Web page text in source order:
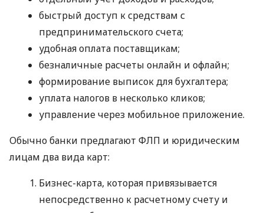
быстрый доступ к средствам с
предпринимательского счета;
удобная оплата поставщикам;
безналичные расчеты онлайн и офлайн;
формирование выписок для бухгалтера;
уплата налогов в несколько кликов;
управление через мобильное приложение.
Обычно банки предлагают ФЛП и юридическим
лицам два вида карт:
Бизнес-карта, которая привязывается
непосредственно к расчетному счету и